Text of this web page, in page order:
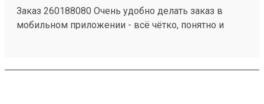
Заказ 260188080 Очень удобно делать заказ в
мобильном приложении - всё чётко, понятно и
сразу видна сумма на оплату. В обозначенное